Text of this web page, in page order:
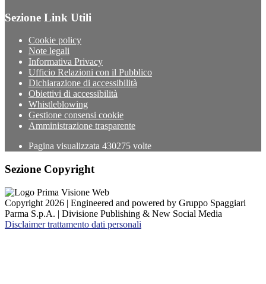
Sezione Link Utili
Cookie policy
Note legali
Informativa Privacy
Ufficio Relazioni con il Pubblico
Dichiarazione di accessibilità
Obiettivi di accessibilità
Whistleblowing
Gestione consensi cookie
Amministrazione trasparente
Pagina visualizzata 430275 volte
Sezione Copyright
Copyright 2026 | Engineered and powered by Gruppo Spaggiari
Parma S.p.A. | Divisione Publishing & New Social Media
Disclaimer trattamento dati personali